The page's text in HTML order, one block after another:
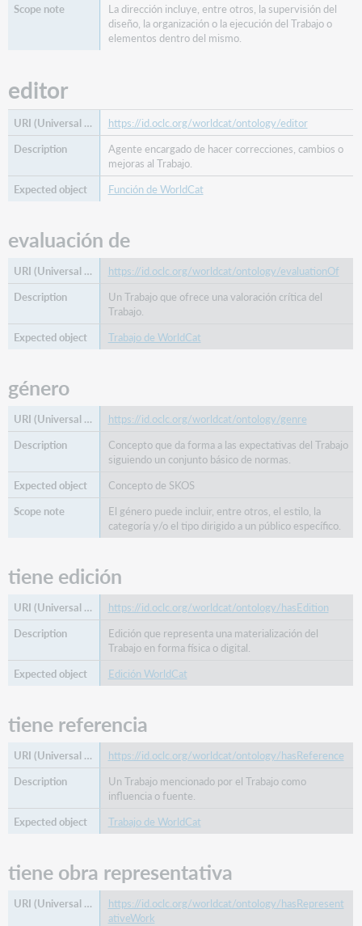
La dirección incluye, entre otros, la supervisión del
diseño, la organización o la ejecución del Trabajo o
elementos dentro del mismo.
editor
https://id.oclc.org/worldcat/ontology/editor
Agente encargado de hacer correcciones, cambios o
mejoras al Trabajo.
Función de WorldCat
evaluación de
https://id.oclc.org/worldcat/ontology/evaluationOf
Un Trabajo que ofrece una valoración crítica del
Trabajo.
Trabajo de WorldCat
género
https://id.oclc.org/worldcat/ontology/genre
Concepto que da forma a las expectativas del Trabajo
siguiendo un conjunto básico de normas.
Concepto de SKOS
El género puede incluir, entre otros, el estilo, la
categoría y/o el tipo dirigido a un público específico.
tiene edición
https://id.oclc.org/worldcat/ontology/hasEdition
Edición que representa una materialización del
Trabajo en forma física o digital.
Edición WorldCat
tiene referencia
https://id.oclc.org/worldcat/ontology/hasReference
Un Trabajo mencionado por el Trabajo como
influencia o fuente.
Trabajo de WorldCat
tiene obra representativa
https://id.oclc.org/worldcat/ontology/hasRepresent
ativeWork